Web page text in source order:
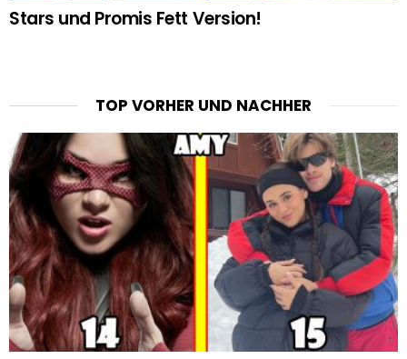
Stars und Promis Fett Version!
TOP VORHER UND NACHHER